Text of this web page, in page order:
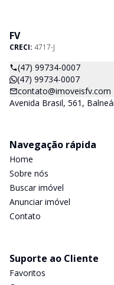
FV
CRECI: 4717-J
(47) 99734-0007
(47) 99734-0007
contato@imoveisfv.com
Avenida Brasil, 561,
Navegação rápida
Home
Sobre nós
Buscar imóvel
Anunciar imóvel
Contato
Suporte ao Cliente
Favoritos